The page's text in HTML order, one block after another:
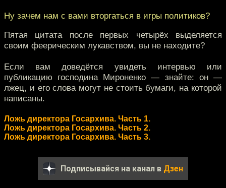
Ну зачем нам с вами вторгаться в игры политиков?
Пятая цитата после первых четырёх выделяется
своим феерическим лукавством, вы не находите?
Если вам доведётся увидеть интервью или
публикацию господина Мироненко — знайте: он —
лжец, и его слова могут не стоить бумаги, на которой
написаны.
Ложь директора Госархива. Часть 1.
Ложь директора Госархива. Часть 2.
Ложь директора Госархива. Часть 3.
Подписывайся на канал в Дзен